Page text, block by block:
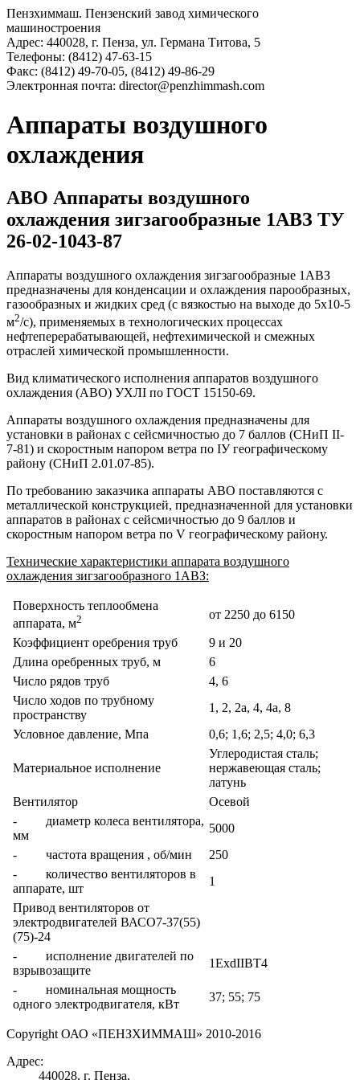
Пензхиммаш. Пензенский завод химического
машиностроения
Адрес: 440028, г. Пенза, ул. Германа Титова, 5
Телефоны: (8412) 47-63-15
Факс: (8412) 49-70-05, (8412) 49-86-29
Электронная почта: director@penzhimmash.com
Аппараты воздушного
охлаждения
АВО Аппараты воздушного
охлаждения зигзагообразные 1АВЗ ТУ
26-02-1043-87
Аппараты воздушного охлаждения зигзагообразные 1АВЗ
предназначены для конденсации и охлаждения парообразных,
газообразных и жидких сред (с вязкостью на выходе до 5х10-5
м2/с), применяемых в технологических процессах
нефтеперерабатывающей, нефтехимической и смежных
отраслей химической промышленности.
Вид климатического исполнения аппаратов воздушного
охлаждения (АВО) УХЛI по ГОСТ 15150-69.
Аппараты воздушного охлаждения предназначены для
установки в районах с сейсмичностью до 7 баллов (СНиП II-
7-81) и скоростным напором ветра по IУ географическому
району (СНиП 2.01.07-85).
По требованию заказчика аппараты АВО поставляются с
металлической конструкцией, предназначенной для установки
аппаратов в районах с сейсмичностью до 9 баллов и
скоростным напором ветра по V географическому району.
Технические характеристики аппарата воздушного
охлаждения зигзагообразного 1АВЗ:
Поверхность теплообмена
аппарата, м2 от 2250 до 6150
Коэффициент оребрения труб
9 и 20
Длина оребренных труб, м
6
Число рядов труб
4, 6
Число ходов по трубному
пространству
1, 2, 2а, 4, 4а, 8
Условное давление, Мпа
0,6; 1,6; 2,5; 4,0; 6,3
Материальное исполнение
Углеродистая сталь;
нержавеющая сталь;
латунь
Вентилятор
Осевой
- диаметр колеса вентилятора,
мм
5000
- частота вращения , об/мин
250
- количество вентиляторов в
аппарате, шт
1
Привод вентиляторов от
электродвигателей ВАСО7-37(55)
(75)-24
- исполнение двигателей по
взрывозащите
1ExdIIBT4
- номинальная мощность
одного электродвигателя, кВт
37; 55; 75
Copyright ОАО «ПЕНЗХИММАШ» 2010-2016
Адрес:
440028, г. Пенза,